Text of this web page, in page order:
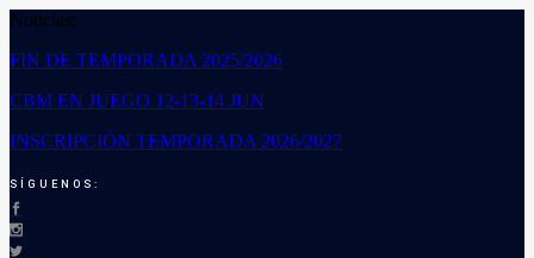
Noticias:
FIN DE TEMPORADA 2025/2026
CBM EN JUEGO 12-13-14 JUN
INSCRIPCIÓN TEMPORADA 2026/2027
SÍGUENOS: